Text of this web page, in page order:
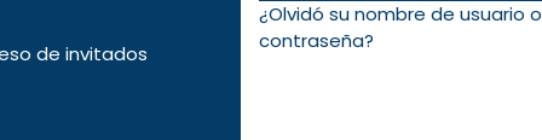
de invitados
¿Olvidó su nombre de usuario o
contraseña?